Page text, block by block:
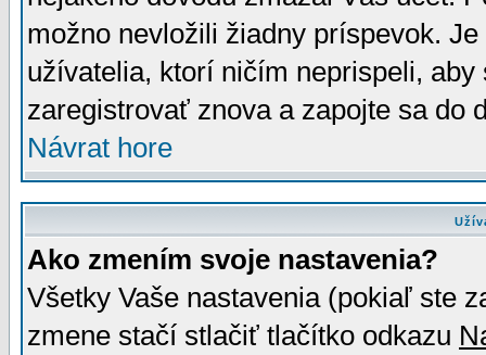
možno nevložili žiadny príspevok.
užívatelia, ktorí ničím neprispeli,
zaregistrovať znova a zapojte sa do
Návrat hore
Ako zmením svoje nastavenia?
Všetky Vaše nastavenia (pokiaľ ste
zmene stačí stlačiť tlačítko odkazu